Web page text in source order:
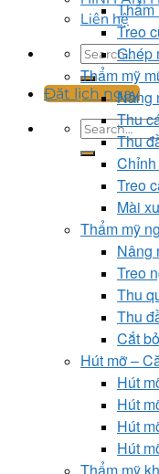
Liên hệ
Đặt lịch ngay
Thẩm
Treo
Ghép
Thẩm mỹ
Nâng
Thu
Thu
Treo
Mài
Thẩm mỹ
Nâng
Treo
Thu
Thu
Cắt
Hút mỡ –
Hút
Hút
Hút
Hút